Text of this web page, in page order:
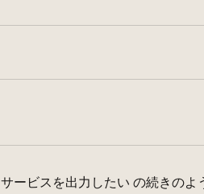
ービスを出力したい の続きのよ